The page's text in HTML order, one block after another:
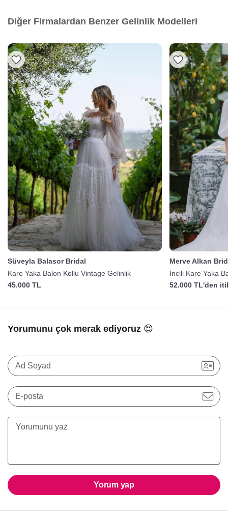
Diğer Firmalardan Benzer Gelinlik Modelleri
Süveyla Balasor Bridal
Kare Yaka Balon Kollu Vintage Gelinlik
45.000 TL
Merve Alkan
İncili Kare Yaka
52.000 TL'den
Yorumunu çok merak ediyoruz 😍
Ad Soyad
E-posta
Yorum yap